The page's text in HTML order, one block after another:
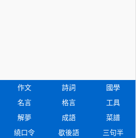
作文 詩詞
國學
名言 格言
工具
解夢 成語
菜譜
繞口令 歇後語 三句半